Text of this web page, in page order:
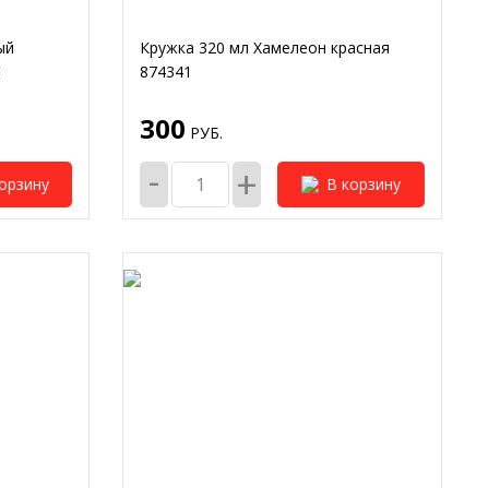
Кружка 320 мл Хамелеон красная
874341
300 РУБ.
- + В корзину